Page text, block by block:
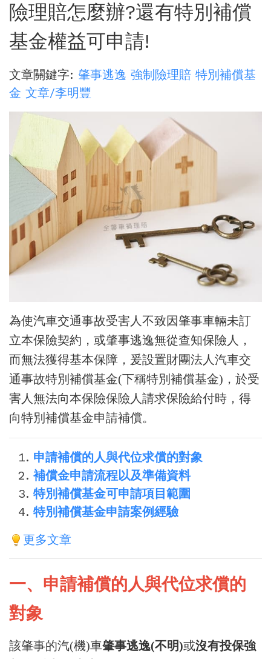
險理賠怎麼辦?還有特別補償
基金權益可申請!
文章關鍵字: 肇事逃逸 強制險理賠 特別補償基
金 文章/李明豐
為使汽車交通事故受害人不致因肇事車輛未訂
立本保險契約，或肇事逃逸無從查知保險人，
而無法獲得基本保障，爰設置財團法人汽車交
通事故特別補償基金(下稱特別補償基金)，於受
害人無法向本保險保險人請求保險給付時，得
向特別補償基金申請補償。
申請補償的人與代位求償的對象
補償金申請流程以及準備資料
特別補償基金可申請項目範圍
特別補償基金申請案例經驗
更多文章
一、申請補償的人與代位求償的
對象
該肇事的汽(機)車肇事逃逸(不明)或沒有投保強